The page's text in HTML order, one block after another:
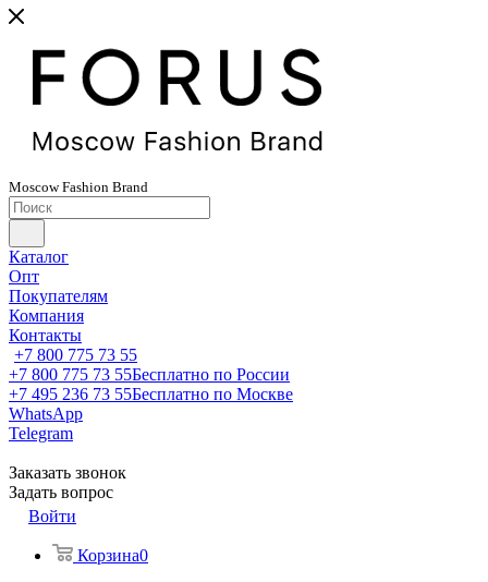
MoscowFashion Brand
Каталог
Опт
Покупателям
Компания
Контакты
+7 800 775 73 55
+7 800 775 73 55Бесплатно по России
+7 495 236 73 55Бесплатно по Москве
WhatsApp
Telegram
Заказать звонок
Задать вопрос
Войти
Корзина0